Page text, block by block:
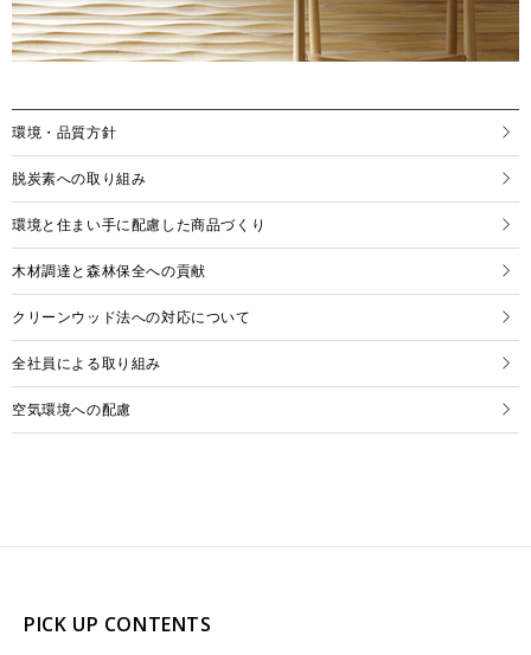
環境・品質方針
脱炭素への取り組み
環境と住まい手に配慮した商品づくり
木材調達と森林保全への貢献
クリーンウッド法への対応について
全社員による取り組み
空気環境への配慮
PICK UP CONTENTS